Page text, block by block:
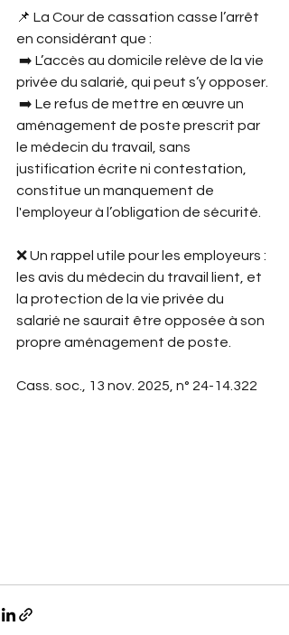
📌 La Cour de cassation casse l’arrêt
en considérant que :
➡️ L’accès au domicile relève de la vie
privée du salarié, qui peut s’y opposer.
➡️ Le refus de mettre en œuvre un
aménagement de poste prescrit par
le médecin du travail, sans
justification écrite ni contestation,
constitue un manquement de
l'employeur à l’obligation de sécurité.
❌ Un rappel utile pour les employeurs :
les avis du médecin du travail lient, et
la protection de la vie privée du
salarié ne saurait être opposée à son
propre aménagement de poste.
Cass. soc., 13 nov. 2025, n° 24-14.322